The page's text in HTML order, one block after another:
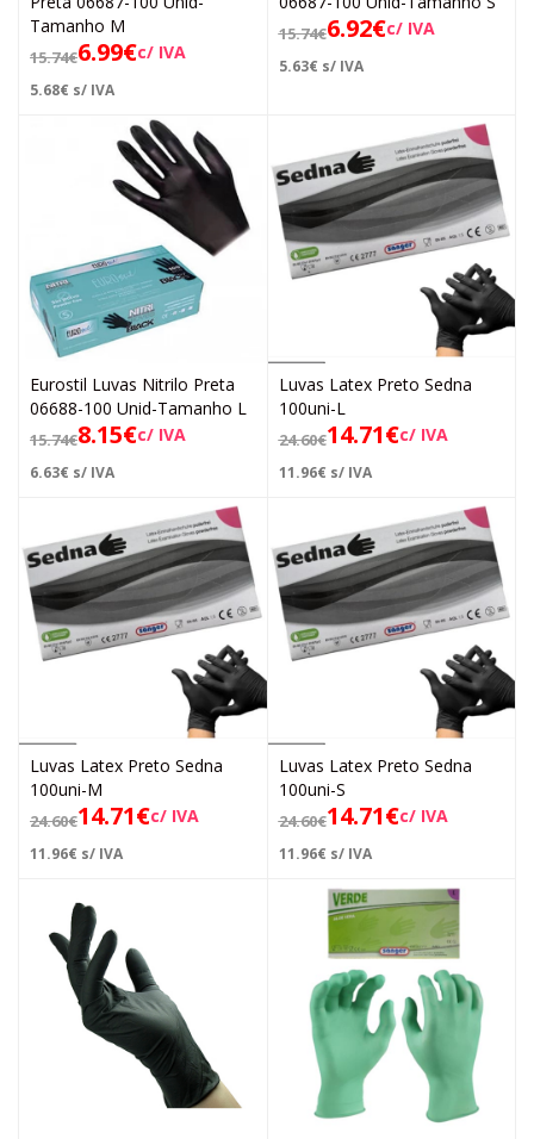
Tamanho M
15.74€6.99€c/ IVA
5.68€ s/ IVA
15.74€6.92€c/ IVA
5.63€ s/ IVA
Eurostil Luvas Nitrilo Preta
06688-100 Unid-Tamanho L
15.74€8.15€c/ IVA
6.63€ s/ IVA
Luvas Latex Preto Sedna
100uni-L
24.60€14.71€c/ IVA
11.96€ s/ IVA
Luvas Latex Preto Sedna
100uni-M
24.60€14.71€c/ IVA
11.96€ s/ IVA
Luvas Latex Preto Sedna
100uni-S
24.60€14.71€c/ IVA
11.96€ s/ IVA